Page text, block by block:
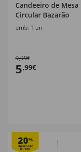
Candeeiro de Mesa
Circular Bazarão
emb. 1 un
9,99€
5,99€
20%